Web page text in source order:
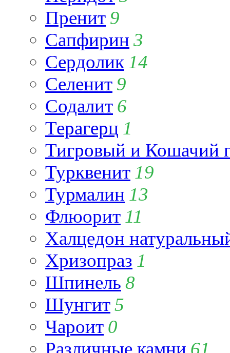
Пренит 9
Сапфирин 3
Сердолик 14
Селенит 9
Содалит 6
Терагерц 1
Тигровый и Кошачий
Турквенит 19
Турмалин 13
Флюорит 11
Халцедон
Хризопраз 1
Шпинель 8
Шунгит5
Чароит 0
Различные камни 61